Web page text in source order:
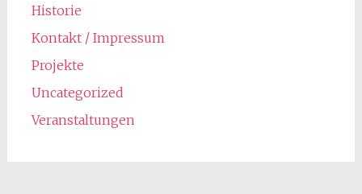
Historie
Kontakt / Impressum
Projekte
Uncategorized
Veranstaltungen